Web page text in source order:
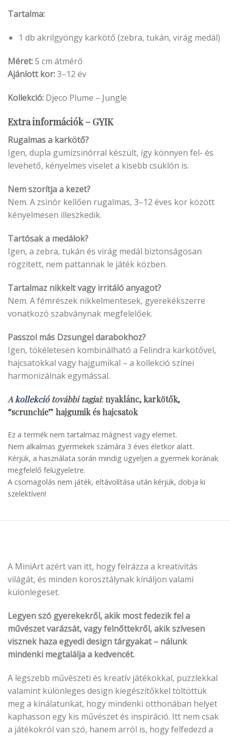
Tartalma:
1 db akrilgyöngy karkötő (zebra, tukán, virág medál)
Méret:5 cm átmérő
Ajánlott kor:3–12 év
Kollekció: Djeco Plume – Jungle
Extra információk – GYIK
Rugalmas a karkötő?
Igen, dupla gumizsinórral készült, így könnyen fel- és
levehető, kényelmes viselet a kisebb csuklón is.
Nem szorítja a kezet?
Nem. A zsinór kellően rugalmas, 3–12 éves kor között
kényelmesen illeszkedik.
Tartósak a medálok?
Igen, a zebra, tukán és virág medál biztonságosan
rögzített, nem pattannak le játék közben.
Tartalmaz nikkelt vagy irritáló anyagot?
Nem. A fémrészek nikkelmentesek, gyerekékszerre
vonatkozó szabványnak megfelelőek.
Passzol más Dzsungel darabokhoz?
Igen, tökéletesen kombinálható a Felindra karkötővel,
hajcsatokkal vagy hajgumikal – a kollekció színei
harmonizálnak egymással.
Akollekciótovábbi tagjai: nyaklánc, karkötők,
“scrunchie” hajgumik és hajcsatok
Ez a termék nem tartalmaz mágnest vagy elemet.
Nem alkalmas gyermekek számára 3 éves életkor alatt.
Kérjük, a használata során mindig ügyeljen a gyermek korának
megfelelő felügyeletre.
A csomagolás nem játék, eltávolítása után kérjük, dobja ki
szelektíven!
A MiniArt azért van itt, hogy felrázza a kreativitás
világát, és minden korosztálynak kínáljon valami
különlegeset.
Legyen szó gyerekekről, akik most fedezik fel a
művészet varázsát, vagy felnőttekről, akik szívesen
visznek haza egyedi design tárgyakat – nálunk
mindenki megtalálja a kedvencét.
A legszebb művészeti és kreatív játékokkal, puzzlekkal
valamint különleges design kiegészítőkkel töltöttük
meg a kínálatunkat, hogy mindenki otthonában helyet
kaphasson egy kis művészet és inspiráció. Itt nem csak
a játékokról van szó, hanem arról is, hogy felfedezd a